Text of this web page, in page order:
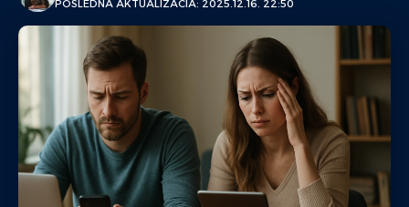
POSLEDNÁ AKTUALIZÁCIA: 2025.12.16. 22:50